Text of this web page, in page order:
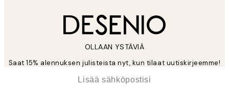
OLLAAN YSTÄVIÄ
Saat 15% alennuksen julisteista nyt, kun tilaat uutiskirjeemme!